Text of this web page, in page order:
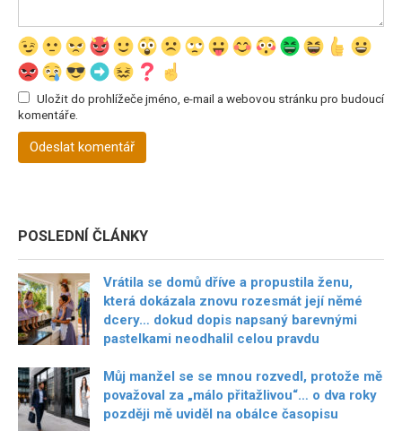
Uložit do prohlížeče jméno, e-mail a webovou stránku pro budoucí
komentáře.
POSLEDNÍ ČLÁNKY
Vrátila se domů dříve a propustila ženu,
která dokázala znovu rozesmát její němé
dcery… dokud dopis napsaný barevnými
pastelkami neodhalil celou pravdu
Můj manžel se se mnou rozvedl, protože mě
považoval za „málo přitažlivou“… o dva roky
později mě uviděl na obálce časopisu